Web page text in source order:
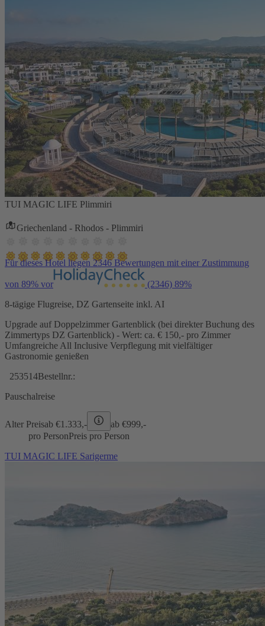
TUI MAGIC LIFE Plimmiri
Griechenland - Rhodos - Plimmiri
Für dieses Hotel liegen 2346 Bewertungen mit einer Zustimmung
von 89% vor (2346) 89%
8-tägige Flugreise, DZ Gartenseite inkl. AI
Upgrade auf Doppelzimmer Gartenblick (bei direkter Buchung des
Zimmertyps DZ Gartenblick) - Wert: ca. € 150,- pro Zimmer
Umfangreiche All Inclusive Verpflegung mit vielfältiger
Gastronomie genießen
253514Bestellnr.:
Pauschalreise
Alter Preisab €1.333,- ab €999,-
pro PersonPreis pro Person
TUI MAGIC LIFE Sarigerme